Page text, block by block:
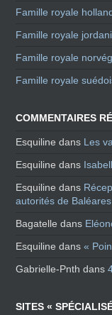
Famille royale
Famille royale
Famille royale
Famille royale
COMMENTAIRES
Esquiline dans Les
Esquiline dans
Esquiline dans
autorités de Baléares
Bagatelle dans
Esquiline dans«
Gabrielle-Pnth dans
SITES «